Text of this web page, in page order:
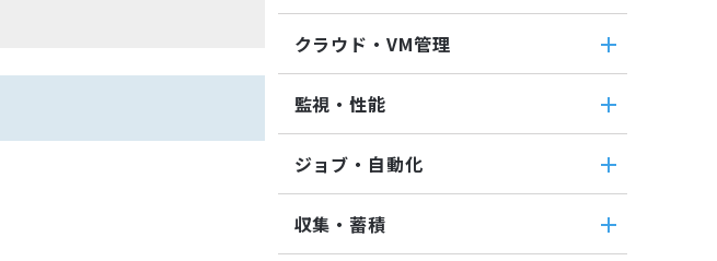
クラウド・VM管理
クラウド管理機能(AWS)
監視・性能
カスタムトラップ監視
ジョブ・自動化
収集・蓄積